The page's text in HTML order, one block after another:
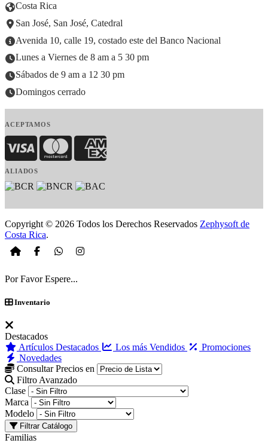
Costa Rica
San José, San José, Catedral
Avenida 10, calle 19, costado este del Banco Nacional
Lunes a Viernes de 8 am a 5 30 pm
Sábados de 9 am a 12 30 pm
Domingos cerrado
ACEPTAMOS
Visa MasterCardAmerican Express
ALIADOS
Copyright © 2026 Todos los Derechos Reservados Zephysoft de
Costa Rica.
Por Favor Espere...
Inventario
Destacados
Artículos Destacados
Los más Vendidos
Promociones
Novedades
Consultar Precios en
Filtro Avanzado
Clase
Marca
Modelo
Filtrar Catálogo
Familias